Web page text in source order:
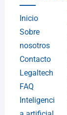
Inicio
Sobre
nosotros
Contacto
Legaltech
FAQ
Inteligenci